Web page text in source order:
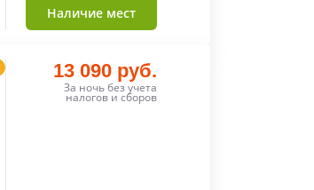
Наличие мест
13 090 руб.
За ночь без учета
налогов и сборов